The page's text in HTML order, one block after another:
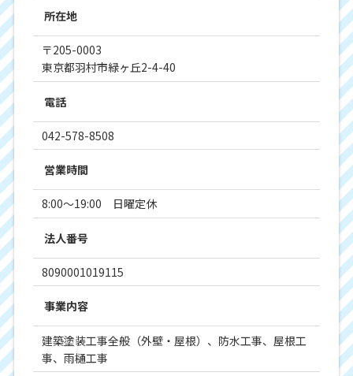
所在地
〒205-0003
東京都羽村市緑ヶ丘2-4-40
電話
042-578-8508
営業時間
8:00～19:00 日曜定休
法人番号
8090001019115
事業内容
建築塗装工事全般（外壁・屋根）、防水工事、屋根工
事、雨樋工事